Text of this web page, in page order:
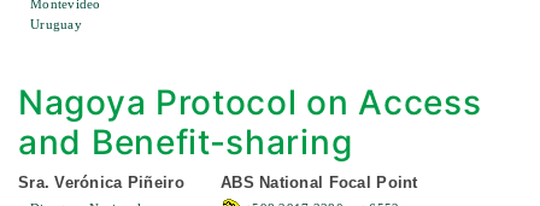
Montevideo
Uruguay
Nagoya Protocol on Access
and Benefit-sharing
Sra. Verónica Piñeiro ABS National Focal Point